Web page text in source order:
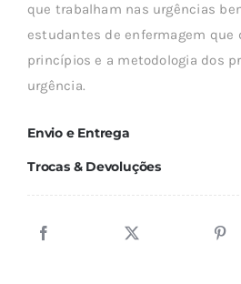
ENFERMAGEM
que trabalham nas urgências
estudantes de enfermagem que
princípios e a metodologia dos
urgência.
Envio e Entrega
Trocas & Devoluções